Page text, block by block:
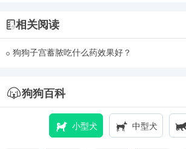
相关阅读
狗狗子宫蓄脓吃什么药效果好？
狗狗百科
小型犬 中型犬